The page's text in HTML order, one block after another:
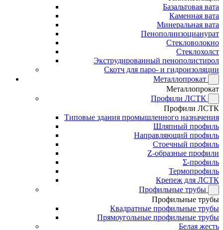
Базальтовая вата
Каменная вата
Минеральная вата
Пенополиизоцианурат
Стекловолокно
Стеклохолст
Экструдированный пенополистирол
Скотч для паро- и гидроизоляции
Металлопрокат
Металлопрокат
Профили ЛСТК
Профили ЛСТК
Типовые здания промышленного назначения
Шляпный профиль
Направляющий профиль
Стоечный профиль
Z-образные профили
Σ-профиль
Термопрофиль
Крепеж для ЛСТК
Профильные трубы
Профильные трубы
Квадратные профильные трубы
Прямоугольные профильные трубы
Белая жесть